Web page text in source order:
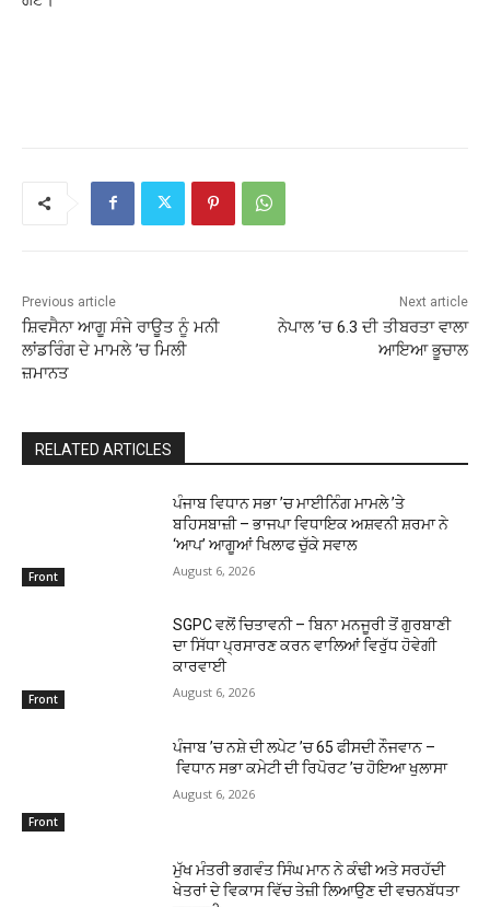
Previous article
ਸ਼ਿਵਸੈਨਾ ਆਗੂ ਸੰਜੇ ਰਾਊਤ ਨੂੰ ਮਨੀ
ਲਾਂਡਰਿੰਗ ਦੇ ਮਾਮਲੇ ’ਚ ਮਿਲੀ
ਜ਼ਮਾਨਤ
Next article
ਨੇਪਾਲ ’ਚ 6.3 ਦੀ ਤੀਬਰਤਾ ਵਾਲਾ
ਆਇਆ ਭੂਚਾਲ
RELATED ARTICLES
Front
ਪੰਜਾਬ ਵਿਧਾਨ ਸਭਾ ’ਚ ਮਾਈਨਿੰਗ ਮਾਮਲੇ ’ਤੇ
ਬਹਿਸਬਾਜ਼ੀ – ਭਾਜਪਾ ਵਿਧਾਇਕ ਅਸ਼ਵਨੀ ਸ਼ਰਮਾ ਨੇ
‘ਆਪ’ ਆਗੂਆਂ ਖਿਲਾਫ ਚੁੱਕੇ ਸਵਾਲ
August 6, 2026
Front
SGPC ਵਲੋਂ ਚਿਤਾਵਨੀ – ਬਿਨਾ ਮਨਜੂਰੀ ਤੋਂ ਗੁਰਬਾਣੀ
ਦਾ ਸਿੱਧਾ ਪ੍ਰਸਾਰਣ ਕਰਨ ਵਾਲਿਆਂ ਵਿਰੁੱਧ ਹੋਵੇਗੀ
ਕਾਰਵਾਈ
August 6, 2026
Front
ਪੰਜਾਬ ’ਚ ਨਸ਼ੇ ਦੀ ਲਪੇਟ ’ਚ 65 ਫੀਸਦੀ ਨੌਜਵਾਨ –
ਵਿਧਾਨ ਸਭਾ ਕਮੇਟੀ ਦੀ ਰਿਪੋਰਟ ’ਚ ਹੋਇਆ ਖੁਲਾਸਾ
August 6, 2026
ਮੁੱਖ ਮੰਤਰੀ ਭਗਵੰਤ ਸਿੰਘ ਮਾਨ ਨੇ ਕੰਢੀ ਅਤੇ ਸਰਹੱਦੀ
ਖੇਤਰਾਂ ਦੇ ਵਿਕਾਸ ਵਿੱਚ ਤੇਜ਼ੀ ਲਿਆਉਣ ਦੀ ਵਚਨਬੱਧਤਾ